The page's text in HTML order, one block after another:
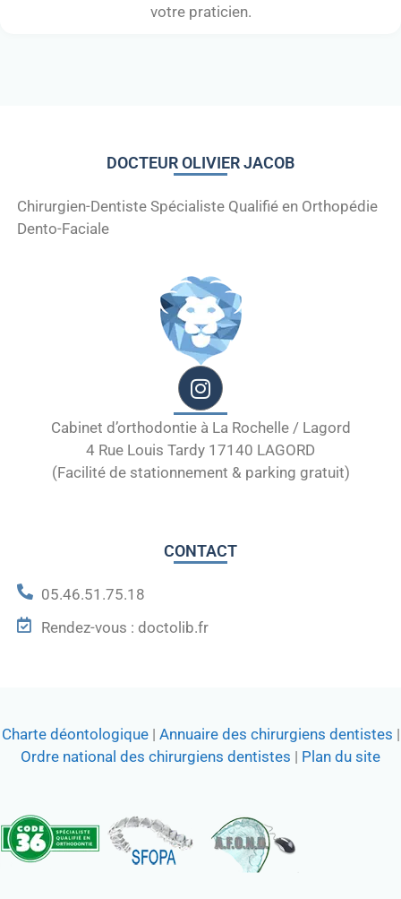
votre praticien.
DOCTEUR OLIVIER JACOB
Chirurgien-Dentiste Spécialiste Qualifié en Orthopédie
Dento-Faciale
Cabinet d’orthodontie à La Rochelle / Lagord
4 Rue Louis Tardy 17140 LAGORD
(Facilité de stationnement & parking gratuit)
CONTACT
05.46.51.75.18
Rendez-vous : doctolib.fr
Charte déontologique| Annuaire des chirurgiens dentistes |
Ordre national des chirurgiens dentistes | Plan du site